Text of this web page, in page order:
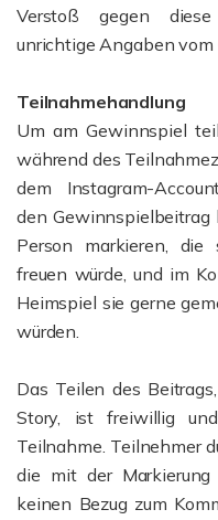
Verstoß gegen diese
unrichtige Angaben
Teilnahmehandlung
Um am Gewinnspiel
während des
dem Instagram-
den
Person markieren,
freuen würde, und im
Heimspiel sie gerne
würden.
Das Teilen des
Story, ist freiwillig
Teilnahme. Teilnehmer
die mit der
keinen Bezug zum